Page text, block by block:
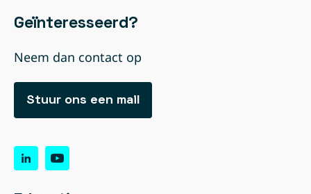
Geïnteresseerd?
Neem dan contact op
Stuur ons een mail